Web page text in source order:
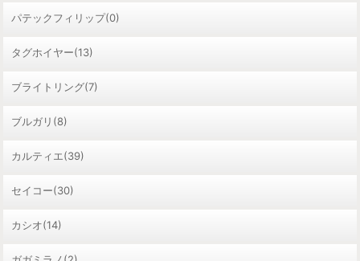
パテックフィリップ(0)
タグホイヤー(13)
ブライトリング(7)
ブルガリ(8)
カルティエ(39)
セイコー(30)
カシオ(14)